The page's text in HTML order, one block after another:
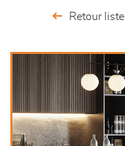
Retour liste